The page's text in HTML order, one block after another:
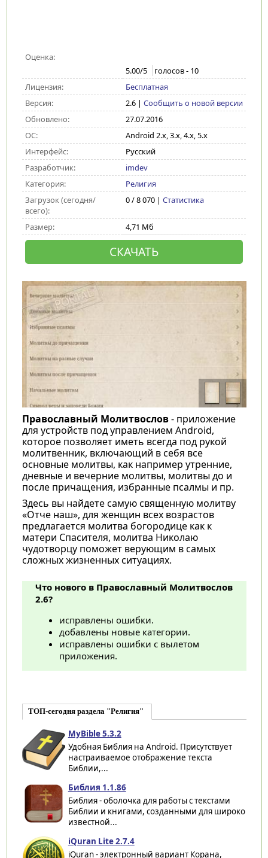
Оценка:
5.00/5 голосов - 10
Лицензия:
Бесплатная
Версия:
2.6| Сообщить о новой версии
Обновлено:
27.07.2016
ОС:
Android 2.x, 3.x, 4.x, 5.x
Интерфейс:
Русский
Разработчик:
imdev
Категория:
Религия
Загрузок (сегодня/
всего):
0 / 8 070 | Статистика
Размер: 4,71 Мб
СКАЧАТЬ
Православный Молитвослов- приложение
для устройств под управлением Android,
которое позволяет иметь всегда под рукой
молитвенник, включающий в себя все
основные молитвы, как например утренние,
дневные и вечерние молитвы, молитвы до и
после причащения, избранные псалмы и пр.
Здесь вы найдете самую священную молитву
«Отче наш», для женщин всех возрастов
предлагается молитва богородице как к
матери Спасителя, молитва Николаю
чудотворцу поможет верующим в самых
сложных жизненных ситуациях.
Что нового в Православный Молитвослов
2.6?
исправлены ошибки.
добавлены новые категории.
исправлены ошибки с вылетом
приложения.
ТОП-сегодня раздела "Религия"
MyBible 5.3.2
Удобная Библия на Android. Присутствует
настраиваемое отображение текста
Библии,...
Библия 1.1.86
Библия - оболочка для работы с текстами
Библии и книгами, созданными для широко
известной...
iQuran Lite 2.7.4
iQuran - электронный вариант Корана,